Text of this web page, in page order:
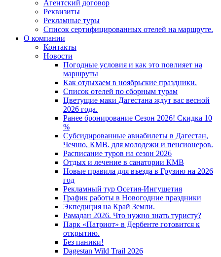
Агентский договор
Реквизиты
Рекламные туры
Список сертифицированных отелей на маршруте.
О компании
Контакты
Новости
Погодные условия и как это повлияет на
маршруты
Как отдыхаем в ноябрьские праздники.
Список отелей по сборным турам
Цветущие маки Дагестана ждут вас весной
2026 года.
Ранее бронирование Сезон 2026! Скидка 10
%
Субсидированные авиабилеты в Дагестан,
Чечню, КМВ. для молодежи и пенсионеров.
Расписание туров на сезон 2026
Отдых и лечение в санатории КМВ
Новые правила для въезда в Грузию на 2026
год
Рекламный тур Осетия-Ингушетия
График работы в Новогодние праздники
Экпедиция на Край Земли.
Рамадан 2026. Что нужно знать туристу?
Парк «Патриот» в Дербенте готовится к
открытию.
Без паники!
Dagestan Wild Trail 2026